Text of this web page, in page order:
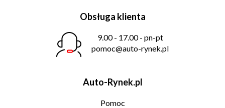
Obsługa klienta
9.00 - 17.00 - pn-pt
pomoc@auto-rynek.pl
Auto-Rynek.pl
Pomoc